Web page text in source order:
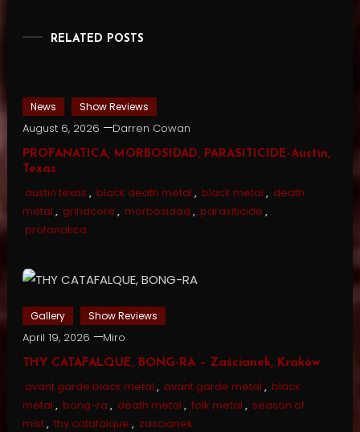
RELATED POSTS
News Show Reviews
August 6, 2026 Darren Cowan
PROFANATICA, MORBOSIDAD, PARASITICIDE-Austin,
Texas
austin texas , black death metal , black metal , death
metal , grindcore , morbosidad , parasiticide ,
profanatica
Gallery Show Reviews
April 19, 2026 Miro
THY CATAFALQUE, BONG-RA – Zaścianek, Kraków
avant garde black metal , avant garde metal , black
metal , bong-ra , death metal , folk metal , season of
mist, thy catafalque , zascianek